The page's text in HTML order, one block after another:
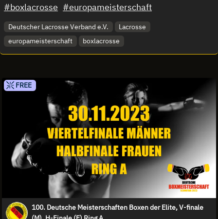
#boxlacrosse #europameisterschaft
Deutscher Lacrosse Verband e.V.
Lacrosse
europameisterschaft
boxlacrosse
FREE
100. Deutsche Meisterschaften Boxen der Elite, V-finale